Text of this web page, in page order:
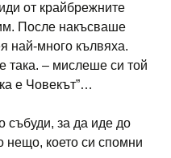
от крайбрежните
После накъсваше
най-много кълвяха.
така. – мислеше си той
е Човекът”…
събуди, за да иде до
нещо, което си спомни